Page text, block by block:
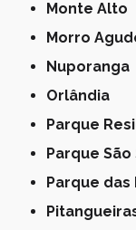
Monte Alto
Morro
Nuporanga
Orlândia
Parque
Parque
Parque